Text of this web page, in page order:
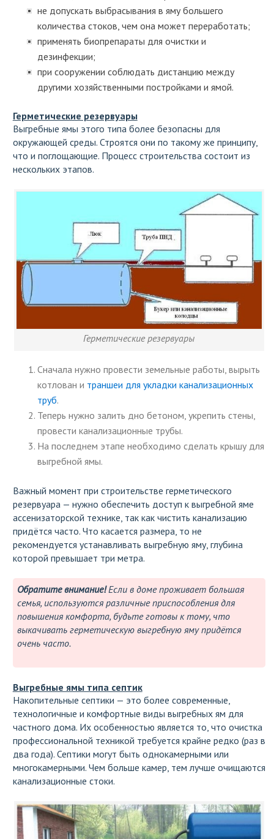
не допускать выбрасывания в яму большего
количества стоков, чем она может переработать;
применять биопрепараты для очистки и
дезинфекции;
при сооружении соблюдать дистанцию между
другими хозяйственными постройками и ямой.
Герметические резервуары
Выгребные ямы этого типа более безопасны для
окружающей среды. Строятся они по такому же принципу,
что и поглощающие. Процесс строительства состоит из
нескольких этапов.
Герметические резервуары
Сначала нужно провести земельные работы, вырыть
котлован и траншеи для укладки канализационных
труб.
Теперь нужно залить дно бетоном, укрепить стены,
провести канализационные трубы.
На последнем этапе необходимо сделать крышу для
выгребной ямы.
Важный момент при строительстве герметического
резервуара — нужно обеспечить доступ к выгребной яме
ассенизаторской технике, так как чистить канализацию
придётся часто. Что касается размера, то не
рекомендуется устанавливать выгребную яму, глубина
которой превышает три метра.
Обратите внимание!Если в доме проживает большая
семья, используются различные приспособления для
повышения комфорта, будьте готовы к тому, что
выкачивать герметическую выгребную яму придётся
очень часто.
Выгребные ямы типа септик
Накопительные септики — это более современные,
технологичные и комфортные виды выгребных ям для
частного дома. Их особенностью является то, что очистка
профессиональной техникой требуется крайне редко (раз в
два года). Септики могут быть однокамерными или
многокамерными. Чем больше камер, тем лучше очищаются
канализационные стоки.